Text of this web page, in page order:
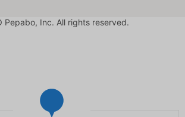
Pepabo, Inc. All rights reserved.